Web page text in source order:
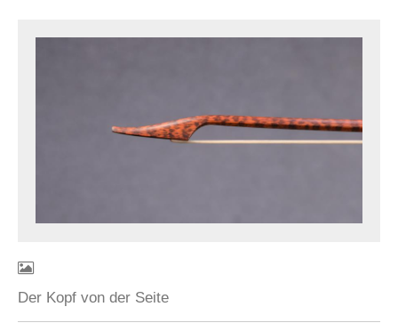
Der Kopf von der Seite